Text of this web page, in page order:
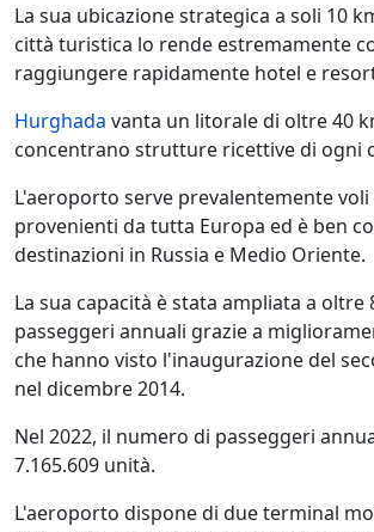
La sua ubicazione strategica a soli 10
città turistica lo rende estremamente
raggiungere rapidamente hotel e
Hurghada vanta un litorale di oltre 40
concentrano strutture ricettive di ogni
L'aeroporto serve prevalentemente
provenienti da tutta Europa ed è ben
destinazioni in Russia e Medio Oriente.
La sua capacità è stata ampliata a oltre
passeggeri annuali grazie a
che hanno visto l'inaugurazione del
nel dicembre 2014.
Nel 2022, il numero di passeggeri
7.165.609 unità.
L'aeroporto dispone di due terminal